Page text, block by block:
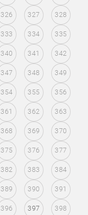
326 327 328
333 334 335
340 341 342
347 348 349
354 355 356
361 362 363
368 369 370
375 376 377
382 383 384
389 390 391
396 397 398